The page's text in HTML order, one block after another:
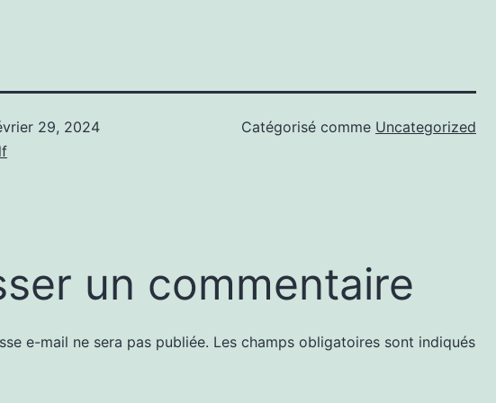
29, 2024
Catégorisé comme Uncategorized
un commentaire
e-mail ne sera pas publiée. Les champs obligatoires sont indiqués